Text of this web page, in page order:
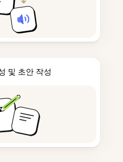
및 초안 작성